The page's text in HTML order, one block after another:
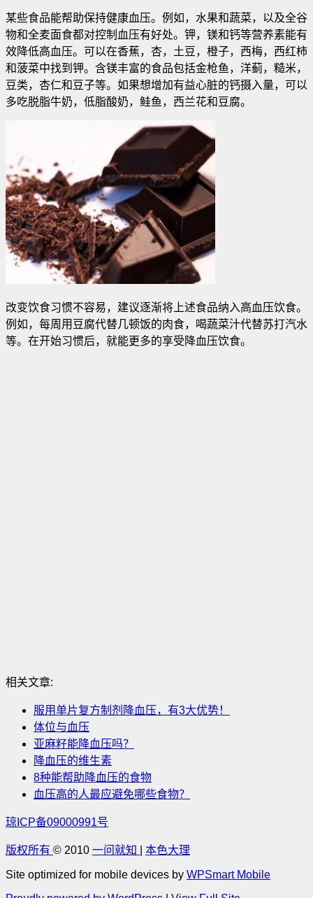
某些食品能帮助保持健康血压。例如，水果和蔬菜，以及全谷
物和全麦面食都对控制血压有好处。钾，镁和钙等营养素能有
效降低高血压。可以在香蕉，杏，土豆，橙子，西梅，西红柿
和菠菜中找到钾。含镁丰富的食品包括金枪鱼，洋蓟，糙米，
豆类，杏仁和豆子等。如果想增加有益心脏的钙摄入量，可以
多吃脱脂牛奶，低脂酸奶，鲑鱼，西兰花和豆腐。
改变饮食习惯不容易，建议逐渐将上述食品纳入高血压饮食。
例如，每周用豆腐代替几顿饭的肉食，喝蔬菜汁代替苏打汽水
等。在开始习惯后，就能更多的享受降血压饮食。
相关文章:
服用单片复方制剂降血压，有3大优势！
体位与血压
亚麻籽能降血压吗？
降血压的维生素
8种能帮助降血压的食物
血压高的人最应避免哪些食物？
琼ICP备09000991号
版权所有 © 2010 一问就知 本色大理
Site optimized for mobile devices by WPSmart Mobile